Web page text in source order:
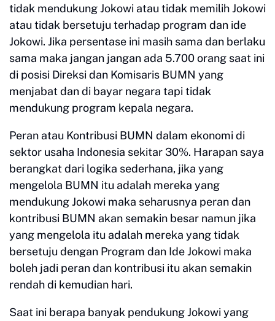
tidak mendukung Jokowi atau tidak memilih Jokowi
atau tidak bersetuju terhadap program dan ide
Jokowi. Jika persentase ini masih sama dan berlaku
sama maka jangan jangan ada 5.700 orang saat ini
di posisi Direksi dan Komisaris BUMN yang
menjabat dan di bayar negara tapi tidak
mendukung program kepala negara.
Peran atau Kontribusi BUMN dalam ekonomi di
sektor usaha Indonesia sekitar 30%. Harapan saya
berangkat dari logika sederhana, jika yang
mengelola BUMN itu adalah mereka yang
mendukung Jokowi maka seharusnya peran dan
kontribusi BUMN akan semakin besar namun jika
yang mengelola itu adalah mereka yang tidak
bersetuju dengan Program dan Ide Jokowi maka
boleh jadi peran dan kontribusi itu akan semakin
rendah di kemudian hari.
Saat ini berapa banyak pendukung Jokowi yang